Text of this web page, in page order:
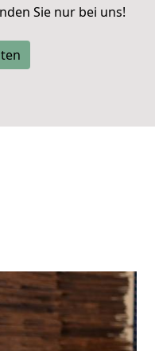
Sie nur bei uns!